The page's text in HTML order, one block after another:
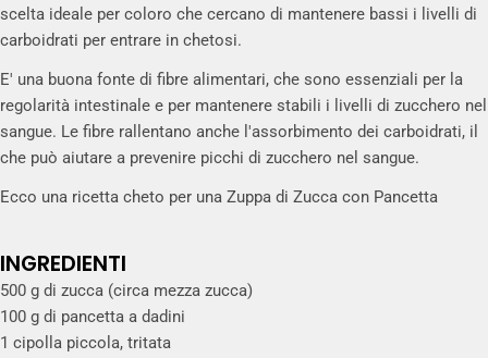
scelta ideale per coloro che cercano di mantenere bassi i livelli di
carboidrati per entrare in chetosi.
E' una buona fonte di fibre alimentari, che sono essenziali per la
regolarità intestinale e per mantenere stabili i livelli di zucchero nel
sangue. Le fibre rallentano anche l'assorbimento dei carboidrati, il
che può aiutare a prevenire picchi di zucchero nel sangue.
Ecco una ricetta cheto per una Zuppa di Zucca con Pancetta
INGREDIENTI
500 g di zucca (circa mezza zucca)
100 g di pancetta a dadini
1 cipolla piccola, tritata